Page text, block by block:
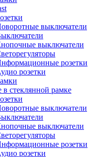
выключатели
выключатели
розетки
розетки
в стеклянной рамке
выключатели
выключатели
розетки
розетки